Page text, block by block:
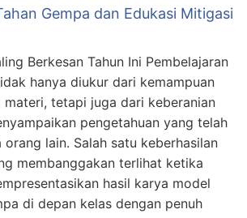
Gempa dan Edukasi Mitigasi
Berkesan Tahun Ini Pembelajaran
hanya diukur dari kemampuan
materi, tetapi juga dari keberanian
pengetahuan yang telah
lain. Salah satu keberhasilan
membanggakan terlihat ketika
hasil karya model
di depan kelas dengan penuh